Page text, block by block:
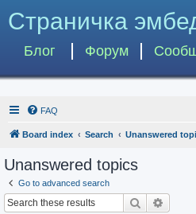
Страничка
Блог Форум
FAQ
Board index Search Unanswered
Unanswered topics
Go to advanced search
Search